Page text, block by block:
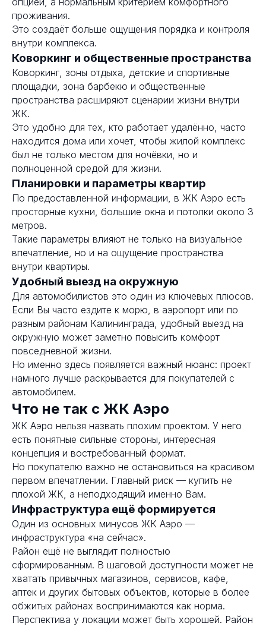
проживания.
Это создаёт больше ощущения порядка и контроля
внутри комплекса.
Коворкинг и общественные пространства
Коворкинг, зоны отдыха, детские и спортивные
площадки, зона барбекю и общественные
пространства расширяют сценарии жизни внутри
ЖК.
Это удобно для тех, кто работает удалённо, часто
находится дома или хочет, чтобы жилой комплекс
был не только местом для ночёвки, но и
полноценной средой для жизни.
Планировки и параметры квартир
По предоставленной информации, в ЖК Аэро есть
просторные кухни, большие окна и потолки около 3
метров.
Такие параметры влияют не только на визуальное
впечатление, но и на ощущение пространства
внутри квартиры.
Удобный выезд на окружную
Для автомобилистов это один из ключевых плюсов.
Если Вы часто ездите к морю, в аэропорт или по
разным районам Калининграда, удобный выезд на
окружную может заметно повысить комфорт
повседневной жизни.
Но именно здесь появляется важный нюанс: проект
намного лучше раскрывается для покупателей с
автомобилем.
Что не так с ЖК Аэро
ЖК Аэро нельзя назвать плохим проектом. У него
есть понятные сильные стороны, интересная
концепция и востребованный формат.
Но покупателю важно не остановиться на красивом
первом впечатлении. Главный риск — купить не
плохой ЖК, а неподходящий именно Вам.
Инфраструктура ещё формируется
Один из основных минусов ЖК Аэро —
инфраструктура «на сейчас».
Район ещё не выглядит полностью
сформированным. В шаговой доступности может не
хватать привычных магазинов, сервисов, кафе,
аптек и других бытовых объектов, которые в более
обжитых районах воспринимаются как норма.
Перспектива у локации может быть хорошей. Район